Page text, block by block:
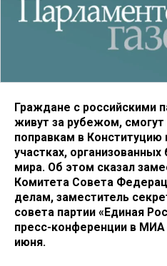
Граждане с российскими
живут за рубежом, смогут
поправкам в Конституцию
участках,
мира. Об этом сказал
Комитета Совета
делам, заместитель
совета партии «Единая
пресс-конференции в МИА
июня.